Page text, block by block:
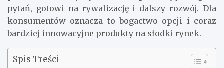
pytań, gotowi na rywalizację i dalszy rozwój. Dla
konsumentów oznacza to bogactwo opcji i coraz
bardziej innowacyjne produkty na słodki rynek.
Spis Treści